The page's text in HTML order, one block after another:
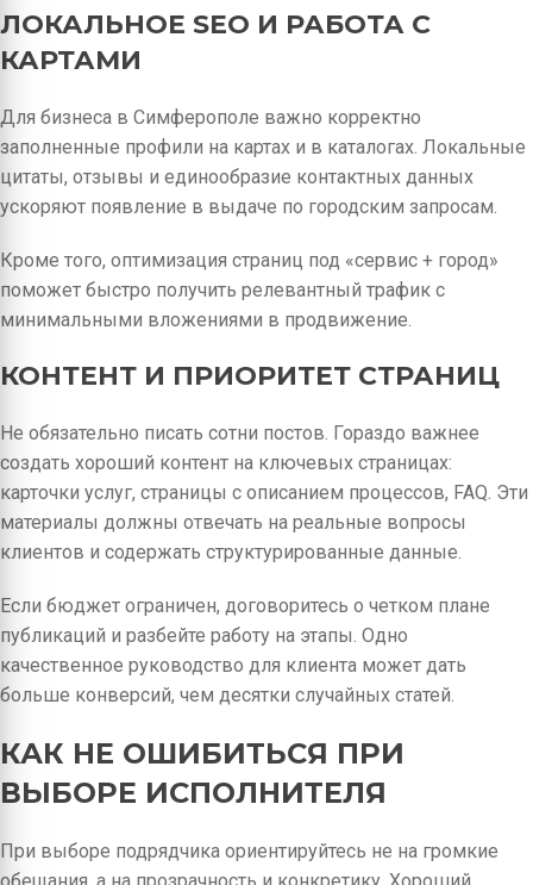
ЛОКАЛЬНОЕ SEO И РАБОТА С
КАРТАМИ
Для бизнеса в Симферополе важно корректно
заполненные профили на картах и в каталогах. Локальные
цитаты, отзывы и единообразие контактных данных
ускоряют появление в выдаче по городским запросам.
Кроме того, оптимизация страниц под «сервис + город»
поможет быстро получить релевантный трафик с
минимальными вложениями в продвижение.
КОНТЕНТ И ПРИОРИТЕТ СТРАНИЦ
Не обязательно писать сотни постов. Гораздо важнее
создать хороший контент на ключевых страницах:
карточки услуг, страницы с описанием процессов, FAQ. Эти
материалы должны отвечать на реальные вопросы
клиентов и содержать структурированные данные.
Если бюджет ограничен, договоритесь о четком плане
публикаций и разбейте работу на этапы. Одно
качественное руководство для клиента может дать
больше конверсий, чем десятки случайных статей.
КАК НЕ ОШИБИТЬСЯ ПРИ
ВЫБОРЕ ИСПОЛНИТЕЛЯ
При выборе подрядчика ориентируйтесь не на громкие
обещания, а на прозрачность и конкретику. Хороший